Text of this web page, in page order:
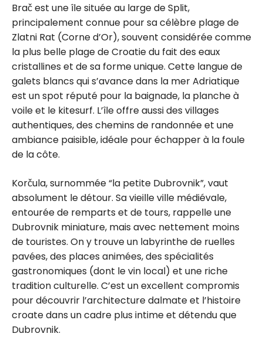
Brač est une île située au large de Split,
principalement connue pour sa célèbre plage de
Zlatni Rat (Corne d’Or), souvent considérée comme
la plus belle plage de Croatie du fait des eaux
cristallines et de sa forme unique. Cette langue de
galets blancs qui s’avance dans la mer Adriatique
est un spot réputé pour la baignade, la planche à
voile et le kitesurf. L’île offre aussi des villages
authentiques, des chemins de randonnée et une
ambiance paisible, idéale pour échapper à la foule
de la côte.
Korčula, surnommée “la petite Dubrovnik”, vaut
absolument le détour. Sa vieille ville médiévale,
entourée de remparts et de tours, rappelle une
Dubrovnik miniature, mais avec nettement moins
de touristes. On y trouve un labyrinthe de ruelles
pavées, des places animées, des spécialités
gastronomiques (dont le vin local) et une riche
tradition culturelle. C’est un excellent compromis
pour découvrir l’architecture dalmate et l’histoire
croate dans un cadre plus intime et détendu que
Dubrovnik.